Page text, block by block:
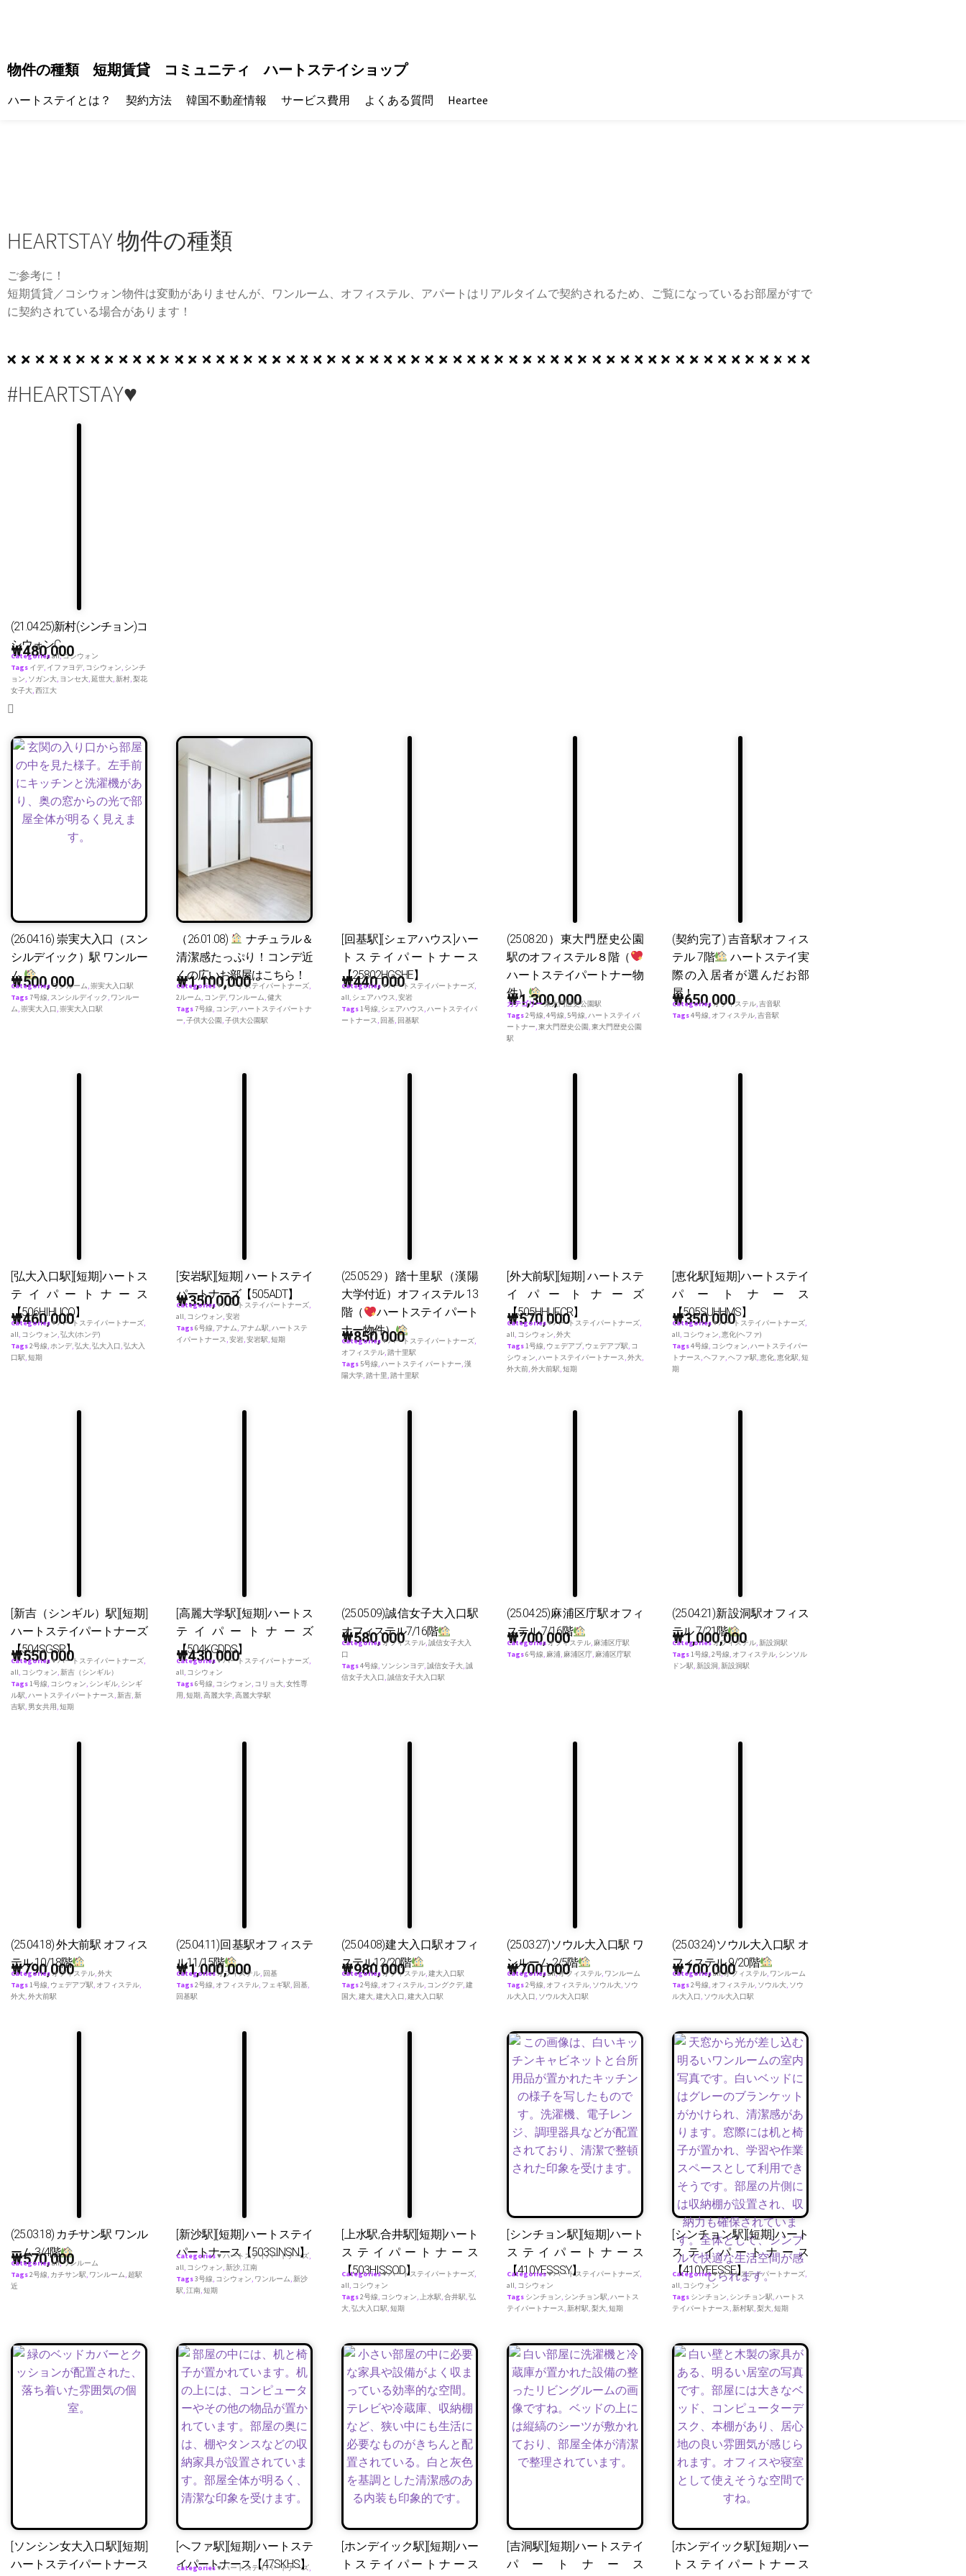
物件の種類 短期賃貸 コミュニティ ハートステイショップ
ハートステイとは？ 契約方法 韓国不動産情報 サービス費用 よくある質問 Heartee
HEARTSTAY 物件の種類
ご参考に！
短期賃貸／コシウォン物件は変動がありませんが、ワンルーム、オフィステル、アパートはリアルタイムで契約されるため、ご覧になっているお部屋がすで
に契約されている場合があります！
#HEARTSTAY♥
(21.04.25)新村(シンチョン)コ
シウォンC
₩480,000
Categoriesall,コシウォン
Tags イデ, イファヨデ, コシウォン, シンチ
ョン, ソガン大, ヨンセ大,延世大,新村,梨花
女子大,西江大
(26.04.16) 崇実大入口（スン
シルデイック）駅 ワンルー
ム
₩500,000
Categoriesワンルーム,崇実大入口駅
Tags7号線, スンシルデイック , ワンルー
ム,崇実大入口,崇実大入口駅
（26.01.08)
ナチュラル＆
清潔感たっぷり！コンデ近
くの広いお部屋はこちら！
₩1,100,000
Categories♥ ハートステイパートナーズ,
2ルーム, コンデ, ワンルーム,健大
Tags7号線, コンデ,ハートステイパートナ
ー,子供大公園,子供大公園駅
[回基駅][シェアハウス]ハー
トステイパートナース
【25802HGSHE】
₩440,000
Categories♥ ハートステイパートナーズ,
all, シェアハウス,安岩
Tags1号線, シェアハウス,ハートステイパ
ートナース, 回基, 回基駅
(25.08.20）東大門歴史公園
駅のオフィステル８階（
ハートステイパートナー物
件）
₩1,300,000
カテゴリー東大門歴史公園駅
Tags2号線,4号線, 5号線,ハートステイ パ
ートナー,東大門歴史公園,東大門歴史公園
駅
(契約完了) 吉音駅オフィス
テル 7階
ハートステイ実
際の入居者が選んだお部
屋！
₩650,000
Categoriesオフィステル,吉音駅
Tags4号線, オフィステル,吉音駅
[弘大入口駅][短期]ハートス
テイパートナース
【506HIHUCO】
₩460,000
Categories♥ ハートステイパートナーズ,
all, コシウォン,弘大(ホンデ)
Tags2号線,ホンデ,弘大,弘大入口,弘大入
口駅,短期
[安岩駅][短期] ハートステイ
パートナーズ【505ADT】
₩350,000
Categories♥ ハートステイパートナーズ,
all, コシウォン,安岩
Tags6号線, アナム, アナム駅,ハートステ
イパートナース,安岩,安岩駅,短期
(25.05.29）踏十里駅（漢陽
大学付近）オフィステル 13
階（
ハートステイ パート
ナー物件）
₩850,000
Categories♥ ハートステイパートナーズ,
オフィステル,踏十里駅
Tags 5号線,ハートステイ パートナー,漢
陽大学,踏十里,踏十里駅
[外大前駅][短期] ハートステ
イパートナーズ
【505HHUFCR】
₩570,000
Categories♥ ハートステイパートナーズ,
all, コシウォン,外大
Tags1号線, ウェデアプ, ウェデアプ駅, コ
シウォン,ハートステイパートナース,外大,
外大前,外大前駅,短期
[恵化駅][短期]ハートステイ
パートナース
【505SUHHMS】
₩350,000
Categories♥ ハートステイパートナーズ,
all, コシウォン,恵化(ヘファ)
Tags4号線, コシウォン,ハートステイパー
トナース,ヘファ,ヘファ駅,恵化,恵化駅,短
期
[新吉（シンギル）駅][短期]
ハートステイパートナーズ
【504SGSP】
₩550,000
Categories♥ ハートステイパートナーズ,
all, コシウォン,新吉（シンギル）
Tags1号線, コシウォン, シンギル, シンギ
ル駅,ハートステイパートナース,新吉,新
吉駅, 男女共用,短期
[高麗大学駅][短期]ハートス
テイパートナーズ
【504KGDDS】
₩430,000
Categories♥ ハートステイパートナーズ,
all, コシウォン
Tags6号線, コシウォン, コリョ大,女性専
用,短期,高麗大学,高麗大学駅
(25.05.09)誠信女子大入口駅
オフィステル7/16階
₩580,000
Categoriesオフィステル,誠信女子大入
口
Tags4号線, ソンシンヨデ,誠信女子大,誠
信女子大入口,誠信女子大入口駅
(25.04.25)麻浦区庁駅オフィ
ステル 7/16階
₩700,000
Categoriesオフィステル, 麻浦区庁駅
Tags6号線, 麻浦, 麻浦区庁, 麻浦区庁駅
(25.04.21)新設洞駅オフィス
テル 7/21階
₩1,000,000
Categoriesオフィステル,新設洞駅
Tags1号線,2号線, オフィステル, シンソル
ドン駅,新設洞,新設洞駅
(25.04.18) 外大前駅 オフィス
テル 10/18階
₩790,000
Categoriesオフィステル,外大
Tags1号線, ウェデアプ駅, オフィステル,
外大,外大前駅
(25.04.11)回基駅オフィステ
ル11/15階
₩1,000,000
Categoriesオフィステル, 回基
Tags2号線, オフィステル, フェギ駅, 回基,
回基駅
(25.04.08)建大入口駅オフィ
ステル12/20階
₩980,000
Categoriesオフィステル,建大入口駅
Tags2号線, オフィステル, コングクデ,建
国大,建大,建大入口,建大入口駅
(25.03.27)ソウル大入口駅 ワ
ンルーム 2/5階
₩700,000
Categoriesall,オフィステル, ワンルーム
Tags2号線, オフィステル, ソウル大, ソウ
ル大入口, ソウル大入口駅
(25.03.24)ソウル大入口駅 オ
フィステル 9/20階
₩700,000
Categoriesall,オフィステル, ワンルーム
Tags2号線, オフィステル, ソウル大, ソウ
ル大入口, ソウル大入口駅
(25.03.18) カチサン駅 ワンル
ーム 3/4階
₩570,000
Categoriesall,ワンルーム
Tags2号線, カチサン駅, ワンルーム, 超駅
近
[新沙駅][短期]ハートステイ
パートナース【503SINSN】
Categories♥ ハートステイパートナーズ,
all, コシウォン,新沙,江南
Tags3号線, コシウォン, ワンルーム,新沙
駅,江南,短期
[上水駅,合井駅][短期]ハート
ステイパートナース
【503HISSOD】
Categories♥ ハートステイパートナーズ,
all, コシウォン
Tags2号線, コシウォン, 上水駅,合井駅,弘
大,弘大入口駅,短期
[シンチョン駅][短期]ハート
ステイパートナース
【410YESSSY】
Categories♥ ハートステイパートナーズ,
all, コシウォン
Tags シンチョン, シンチョン駅,ハートス
テイパートナース,新村駅,梨大,短期
[シンチョン駅][短期]ハート
ステイパートナース
【410YEESSE】
Categories♥ ハートステイパートナーズ,
all, コシウォン
Tags シンチョン, シンチョン駅,ハートス
テイパートナース,新村駅,梨大,短期
[ソンシン女大入口駅][短期]
ハートステイパートナース
[へファ駅][短期]ハートステ
イパートナース【47SKHS】
Categories♥ ハートステイパートナーズ,
[ホンデイック駅][短期]ハー
トステイパートナース
[吉洞駅][短期]ハートステイ
パートナース
[ホンデイック駅][短期]ハー
トステイパートナース